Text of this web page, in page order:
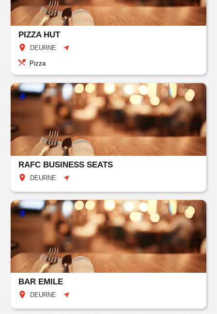
PIZZA HUT
DEURNE
Pizza
RAFC BUSINESS SEATS
DEURNE
BAR EMILE
DEURNE